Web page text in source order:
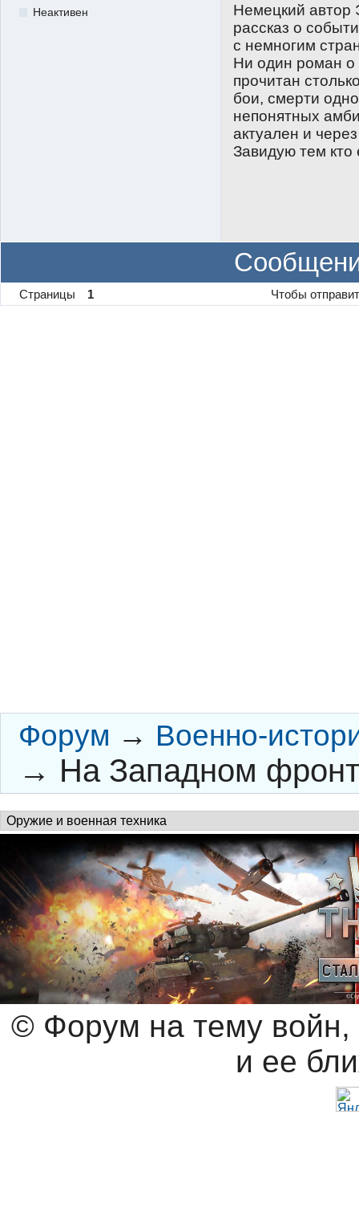
Неактивен
Немецкий автор
рассказ о
с немногим
Ни один роман
прочитан
бои, смерти
непонятных
актуален и
Завидую тем кто
Страницы 1 Чтобы
Форум → Военно-
→ На Западном
© Форум на тему войн,
и ее